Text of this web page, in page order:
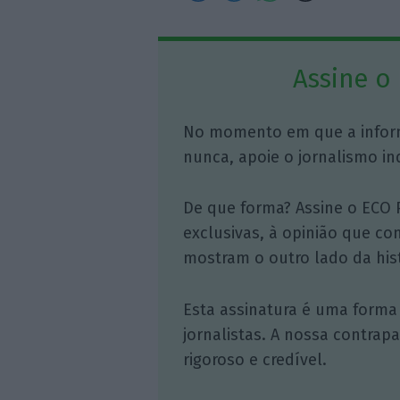
Assine o
No momento em que a
nunca, apoie o jornalismo
De que forma? Assine o
exclusivas, à opinião que
mostram o outro lado da
Esta assinatura é uma
jornalistas. A nossa
rigoroso e credível.